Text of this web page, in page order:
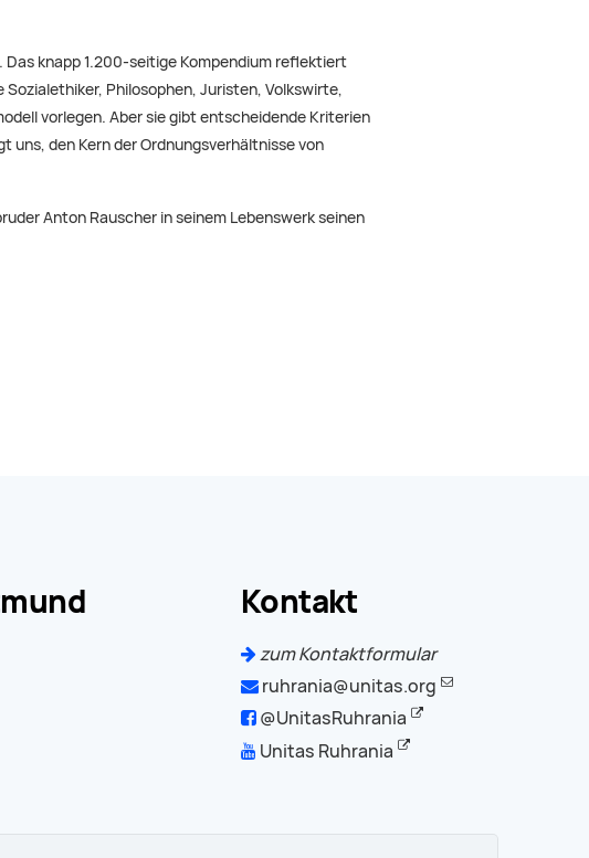
Das knapp 1.200-seitige Kompendium reflektiert
Philosophen, Juristen, Volkswirte,
vorlegen. Aber sie gibt entscheidende Kriterien
uns, den Kern der Ordnungsverhältnisse von
Anton Rauscher in seinem Lebenswerk seinen
Kontakt
zum Kontaktformular
ruhrania@unitas.org
@UnitasRuhrania
Unitas Ruhrania